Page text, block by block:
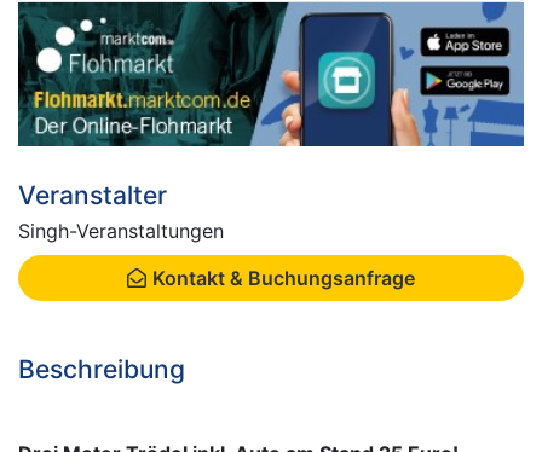
Veranstalter
Singh-Veranstaltungen
Kontakt & Buchungsanfrage
Beschreibung